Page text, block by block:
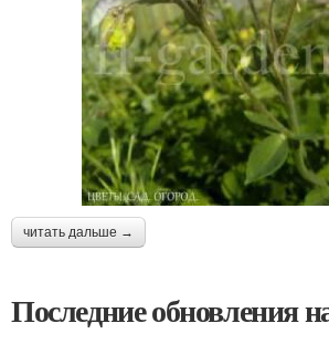
читать дальше →
Последние обновления